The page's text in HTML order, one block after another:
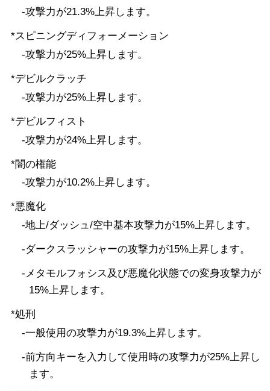
-攻撃力が21.3%上昇します。
*スピニングディフォーメーション
-攻撃力が25%上昇します。
*デビルクラッチ
-攻撃力が25%上昇します。
*デビルフィスト
-攻撃力が24%上昇します。
*闇の権能
-攻撃力が10.2%上昇します。
*悪魔化
-地上/ダッシュ/空中基本攻撃力が15%上昇します。
-ダークスラッシャーの攻撃力が15%上昇します。
-メタモルフォシス及び悪魔化状態での変身攻撃力が
15%上昇します。
*処刑
-一般使用の攻撃力が19.3%上昇します。
-前方向キーを入力して使用時の攻撃力が25%上昇し
ます。